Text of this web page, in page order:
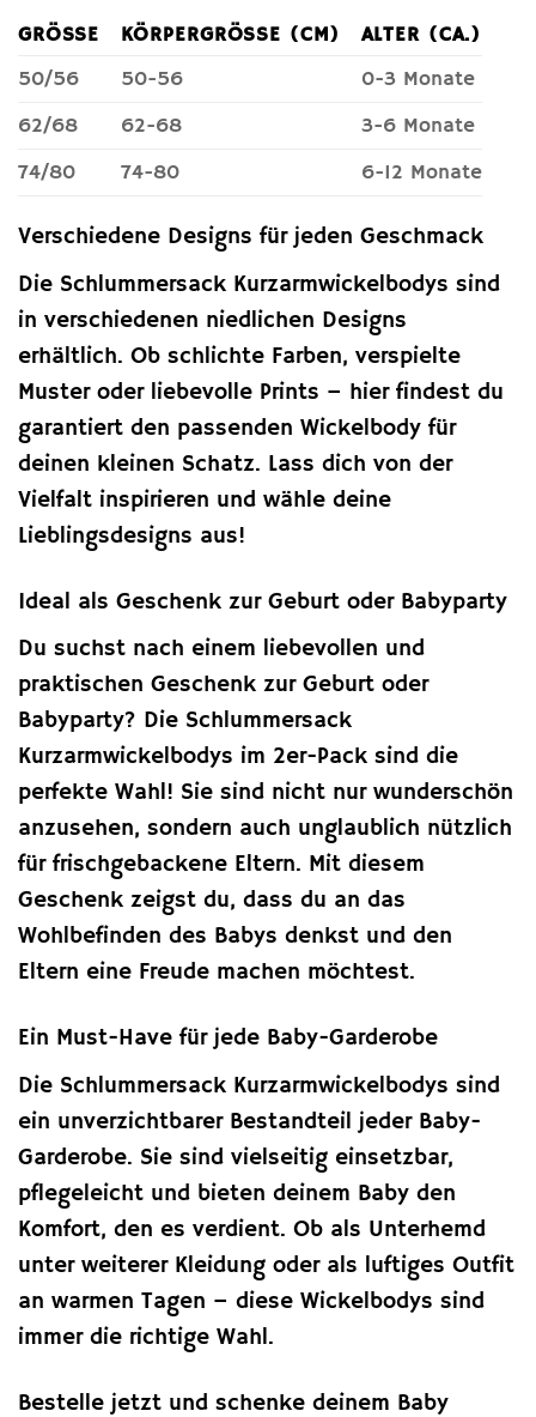
GRÖSSE KÖRPERGRÖSSE (CM)
ALTER (CA.)
50/56
50-56
0-3 Monate
62/68
62-68
3-6 Monate
74/80
74-80 6-12 Monate
Verschiedene Designs für jeden Geschmack
Die Schlummersack Kurzarmwickelbodys sind
in verschiedenen niedlichen Designs
erhältlich. Ob schlichte Farben, verspielte
Muster oder liebevolle Prints – hier findest du
garantiert den passenden Wickelbody für
deinen kleinen Schatz. Lass dich von der
Vielfalt inspirieren und wähle deine
Lieblingsdesigns aus!
Ideal als Geschenk zur Geburt oder Babyparty
Du suchst nach einem liebevollen und
praktischen Geschenk zur Geburt oder
Babyparty? Die Schlummersack
Kurzarmwickelbodys im 2er-Pack sind die
perfekte Wahl! Sie sind nicht nur wunderschön
anzusehen, sondern auch unglaublich nützlich
für frischgebackene Eltern. Mit diesem
Geschenk zeigst du, dass du an das
Wohlbefinden des Babys denkst und den
Eltern eine Freude machen möchtest.
Ein Must-Have für jede Baby-Garderobe
Die Schlummersack Kurzarmwickelbodys sind
ein unverzichtbarer Bestandteil jeder Baby-
Garderobe. Sie sind vielseitig einsetzbar,
pflegeleicht und bieten deinem Baby den
Komfort, den es verdient. Ob als Unterhemd
unter weiterer Kleidung oder als luftiges Outfit
an warmen Tagen – diese Wickelbodys sind
immer die richtige Wahl.
Bestelle jetzt und schenke deinem Baby